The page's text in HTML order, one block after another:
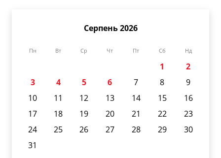
Серпень 2026
Пн Вт Ср Чт Пт Сб Нд
1
2
3
4 5 6 7 8
9
10
11 12 13 14 15
16
17
18 19 20 21 22
23
24
25 26 27 28 29
30
31